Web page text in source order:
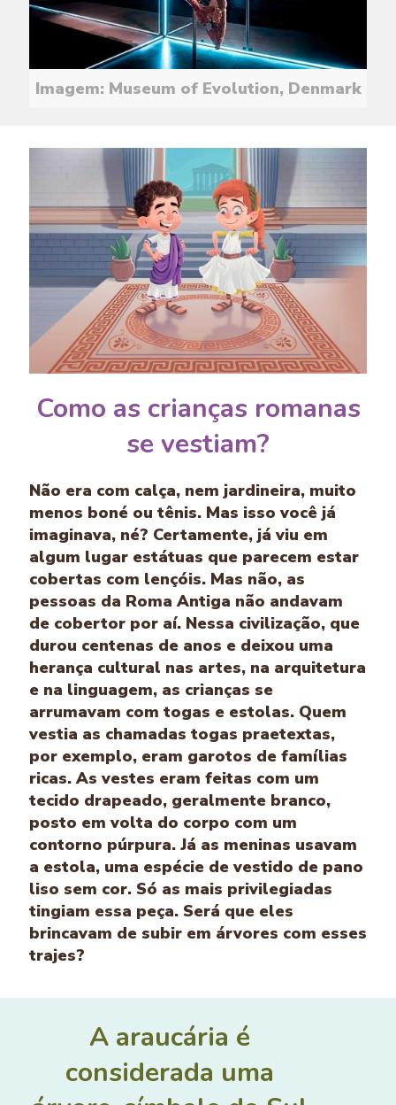
Imagem: Museum of Evolution, Denmark
Como as crianças romanas
se vestiam?
Não era com calça, nem jardineira, muito
menos boné ou tênis. Mas isso você já
imaginava, né? Certamente, já viu em
algum lugar estátuas que parecem estar
cobertas com lençóis. Mas não, as
pessoas da Roma Antiga não andavam
de cobertor por aí. Nessa civilização, que
durou centenas de anos e deixou uma
herança cultural nas artes, na arquitetura
e na linguagem, as crianças se
arrumavam com togas e estolas. Quem
vestia as chamadas togas praetextas,
por exemplo, eram garotos de famílias
ricas. As vestes eram feitas com um
tecido drapeado, geralmente branco,
posto em volta do corpo com um
contorno púrpura. Já as meninas usavam
a estola, uma espécie de vestido de pano
liso sem cor. Só as mais privilegiadas
tingiam essa peça. Será que eles
brincavam de subir em árvores com esses
trajes?
A araucária é
considerada uma